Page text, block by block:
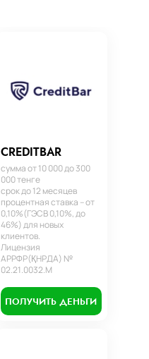
CREDITBAR
сумма от 10 000 до 300
000 тенге
срок до 12 месяцев
процентная ставка – от
0,10%(ГЭСВ 0,10%, до
46%) для новых
клиентов.
Лицензия
АРРФР(ҚНРДА) №
02.21.0032.М
ПОЛУЧИТЬ ДЕНЬГИ